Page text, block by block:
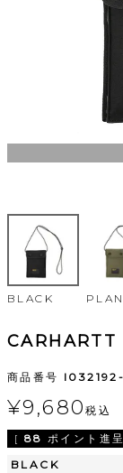
BLACK
商品番号
¥9,680税込
[ 88 ポイント進
BLACK